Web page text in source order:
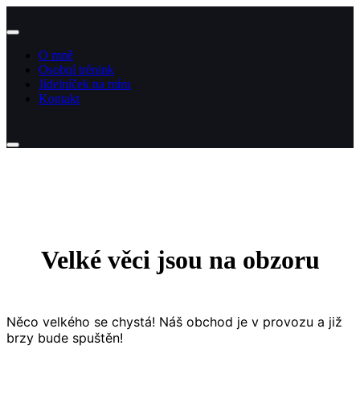
k
O mně
Osobní trénink
Jídelníček na míru
Kontakt
Velké věci jsou na obzoru
Něco velkého se chystá! Náš obchod je v provozu a již
brzy bude spuštěn!